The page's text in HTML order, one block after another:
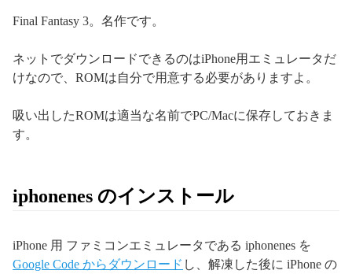
Final Fantasy 3。名作です。
ネットでダウンロードできるのはiPhone用エミュレータだ
けなので、ROMは自分で用意する必要がありますよ。
吸い出したROMは適当な名前でPC/Macに保存しておきま
す。
iphonenes のインストール
iPhone 用 ファミコンエミュレータである iphonenes を
Google Code からダウンロード し、解凍した後に iPhone の